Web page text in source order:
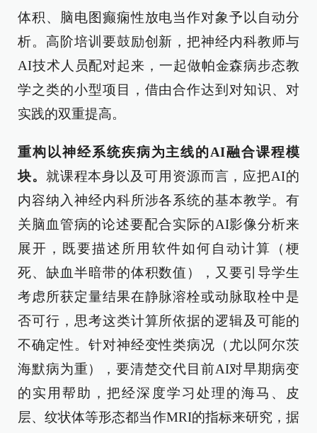
体积、脑电图癫痫性放电当作对象予以自动分
析。高阶培训要鼓励创新，把神经内科教师与
AI技术人员配对起来，一起做帕金森病步态教
学之类的小型项目，借由合作达到对知识、对
实践的双重提高。
重构以神经系统疾病为主线的AI融合课程模
块。 就课程本身以及可用资源而言，应把AI的
内容纳入神经内科所涉各系统的基本教学。有
关脑血管病的论述要配合实际的AI影像分析来
展开，既要描述所用软件如何自动计算（梗
死、缺血半暗带的体积数值），又要引导学生
考虑所获定量结果在静脉溶栓或动脉取栓中是
否可行，思考这类计算所依据的逻辑及可能的
不确定性。针对神经变性类病况（尤以阿尔茨
海默病为重），要清楚交代目前AI对早期病变
的实用帮助，把经深度学习处理的海马、皮
层、纹状体等形态都当作MRI的指标来研究，据